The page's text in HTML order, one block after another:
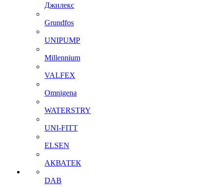
Джилекс
Grundfos
UNIPUMP
Millennium
VALFEX
Omnigena
WATERSTRY
UNI-FITT
ELSEN
АКВАТЕК
DAB